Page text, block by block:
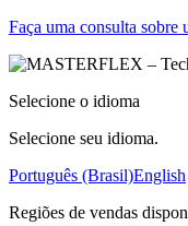
Faça uma consulta sobre
Selecione o idioma
Selecione seu idioma.
Português (Brasil)English
Regiões de vendas